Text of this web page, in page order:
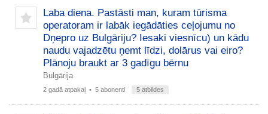
Laba diena. Pastāsti man, kuram tūrisma
operatoram ir labāk iegādāties ceļojumu no
Dņepro uz Bulgāriju? Iesaki viesnīcu) un kādu
naudu vajadzētu ņemt līdzi, dolārus vai eiro?
Plānoju braukt ar 3 gadīgu bērnu
Bulgārija
2 gadā atpakaļ • 5 abonenti 5 atbildes